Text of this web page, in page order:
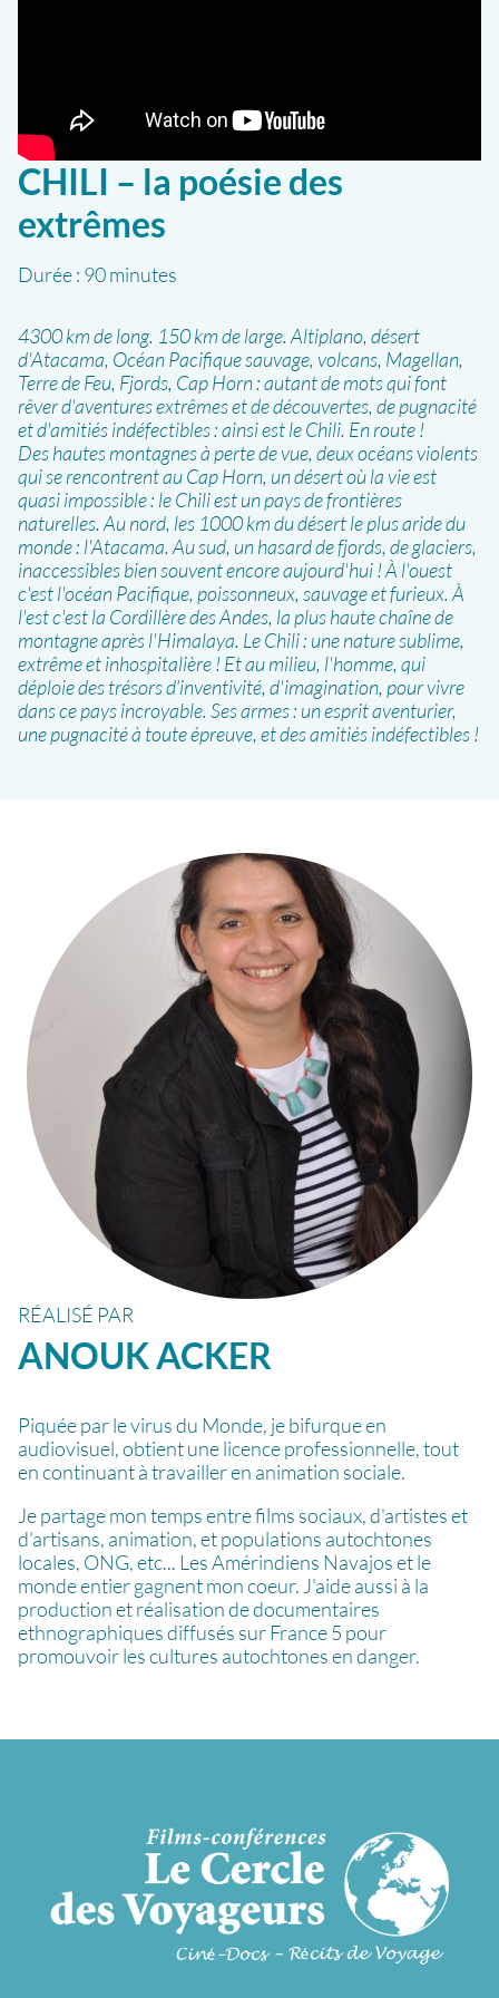
CHILI – la poésie des
extrêmes
Durée : 90 minutes
4300 km de long. 150 km de large. Altiplano, désert
d'Atacama, Océan Pacifique sauvage, volcans, Magellan,
Terre de Feu, Fjords, Cap Horn : autant de mots qui font
rêver d'aventures extrêmes et de découvertes, de pugnacité
et d'amitiés indéfectibles : ainsi est le Chili. En route !
Des hautes montagnes à perte de vue, deux océans violents
qui se rencontrent au Cap Horn, un désert où la vie est
quasi impossible : le Chili est un pays de frontières
naturelles. Au nord, les 1000 km du désert le plus aride du
monde : l'Atacama. Au sud, un hasard de fjords, de glaciers,
inaccessibles bien souvent encore aujourd'hui ! À l'ouest
c'est l'océan Pacifique, poissonneux, sauvage et furieux. À
l'est c'est la Cordillère des Andes, la plus haute chaîne de
montagne après l'Himalaya. Le Chili : une nature sublime,
extrême et inhospitalière ! Et au milieu, l'homme, qui
déploie des trésors d’inventivité, d'imagination, pour vivre
dans ce pays incroyable. Ses armes : un esprit aventurier,
une pugnacité à toute épreuve, et des amitiés indéfectibles !
RÉALISÉ PAR
ANOUKACKER
Piquée par le virus du Monde, je bifurque en
audiovisuel, obtient une licence professionnelle, tout
en continuant à travailler en animation sociale.
Je partage mon temps entre films sociaux, d'artistes et
d'artisans, animation, et populations autochtones
locales, ONG, etc... Les Amérindiens Navajos et le
monde entier gagnent mon coeur. J'aide aussi à la
production et réalisation de documentaires
ethnographiques diffusés sur France 5 pour
promouvoir les cultures autochtones en danger.